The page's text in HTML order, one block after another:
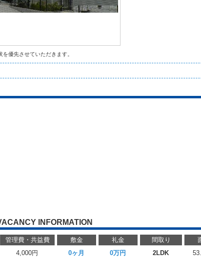
優先させていただきます。
INFORMATION
管理費・共益費 敷金 礼金 間取り
4,000円 0ヶ月 0万円 2LDK